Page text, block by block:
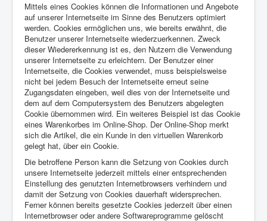
Mittels eines Cookies können die Informationen und Angebote
auf unserer Internetseite im Sinne des Benutzers optimiert
werden. Cookies ermöglichen uns, wie bereits erwähnt, die
Benutzer unserer Internetseite wiederzuerkennen. Zweck
dieser Wiedererkennung ist es, den Nutzern die Verwendung
unserer Internetseite zu erleichtern. Der Benutzer einer
Internetseite, die Cookies verwendet, muss beispielsweise
nicht bei jedem Besuch der Internetseite erneut seine
Zugangsdaten eingeben, weil dies von der Internetseite und
dem auf dem Computersystem des Benutzers abgelegten
Cookie übernommen wird. Ein weiteres Beispiel ist das Cookie
eines Warenkorbes im Online-Shop. Der Online-Shop merkt
sich die Artikel, die ein Kunde in den virtuellen Warenkorb
gelegt hat, über ein Cookie.
Die betroffene Person kann die Setzung von Cookies durch
unsere Internetseite jederzeit mittels einer entsprechenden
Einstellung des genutzten Internetbrowsers verhindern und
damit der Setzung von Cookies dauerhaft widersprechen.
Ferner können bereits gesetzte Cookies jederzeit über einen
Internetbrowser oder andere Softwareprogramme gelöscht